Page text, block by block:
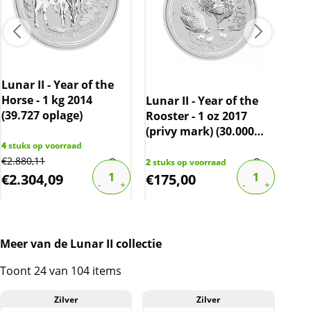
kilo munten en het feit dat verzamelaars /
beleggers deze munten waarschijnlijk voor een
langere tijd zullen vathouden, kan dit zorgen
voor een prijsopdrijvend effect in de nabije
toekomst.
Elke munt wordt geleverd in een originele
muntcapsule, die weer verpakt is in een
houten doos. Op de doos staat een
onze reguliere levertijd.
Kwaliteit
Lunar II - Year of the
Horse - 1 kg 2014
(39.727 oplage)
4stuks op voorraad
€2.880,11
€2.304,09
Lunar II - Year of the
Rooster - 1 oz 2017
(privy mark) (30.000
2stuks op voorraad
€175,00
Meer van de Lunar II collectie
Toont 24 van 104 items
Zilver Zilver